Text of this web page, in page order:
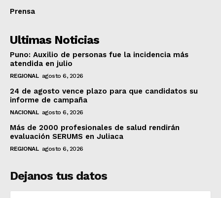
Prensa
Ultimas Noticias
Puno: Auxilio de personas fue la incidencia más
atendida en julio
REGIONAL agosto 6, 2026
24 de agosto vence plazo para que candidatos su
informe de campaña
NACIONAL agosto 6, 2026
Más de 2000 profesionales de salud rendirán
evaluación SERUMS en Juliaca
REGIONAL agosto 6, 2026
Dejanos tus datos